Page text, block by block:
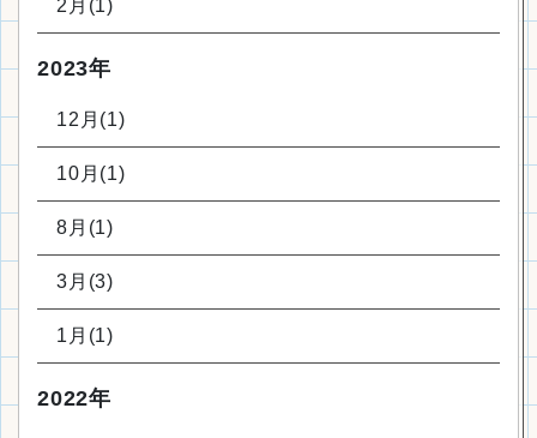
2月(1)
2023年
12月(1)
10月(1)
8月(1)
3月(3)
1月(1)
2022年